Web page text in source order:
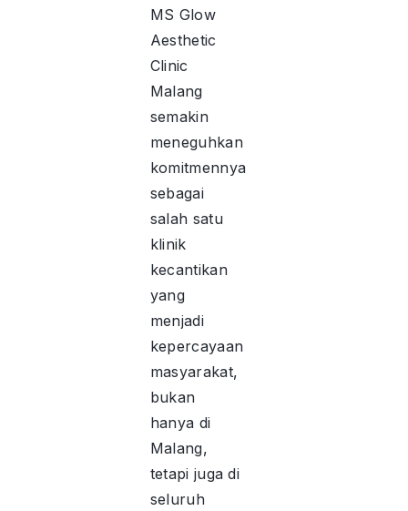
MS Glow
Aesthetic
Clinic
Malang
semakin
meneguhkan
komitmennya
sebagai
salah satu
klinik
kecantikan
yang
menjadi
kepercayaan
masyarakat,
bukan
hanya di
Malang,
tetapi juga di
seluruh